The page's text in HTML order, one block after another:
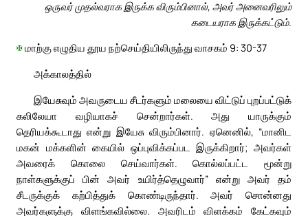
ஒருவர் முதல்வராக இருக்க விரும்பினால், அவர் அனைவரிலும்
கடையராக இருக்கட்டும்.
✠மாற்கு எழுதிய தூய நற்செய்தியிலிருந்து வாசகம் 9: 30-37
அக்காலத்தில்
இயேசுவும் அவருடைய சீடர்களும் மலையை விட்டுப் புறப்பட்டுக்
கலிலேயா வழியாகச் சென்றார்கள். அது யாருக்கும்
தெரியக்கூடாது என்று இயேசு விரும்பினார். ஏனெனில், “மானிட
மகன் மக்களின் கையில் ஒப்புவிக்கப்பட இருக்கிறார்; அவர்கள்
அவரைக் கொலை செய்வார்கள். கொல்லப்பட்ட மூன்று
நாள்களுக்குப் பின் அவர் உயிர்த்தெழுவார்” என்று அவர் தம்
சீடருக்குக் கற்பித்துக் கொண்டிருந்தார். அவர் சொன்னது
அவர்களுக்கு விளங்கவில்லை. அவரிடம் விளக்கம் கேட்கவும்